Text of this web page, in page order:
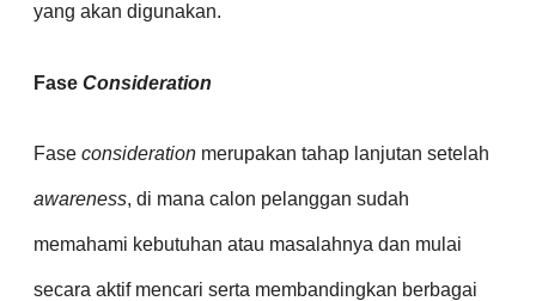
yang akan digunakan.
Fase Consideration
Fase consideration merupakan tahap lanjutan setelah
awareness, di mana calon pelanggan sudah
memahami kebutuhan atau masalahnya dan mulai
secara aktif mencari serta membandingkan berbagai